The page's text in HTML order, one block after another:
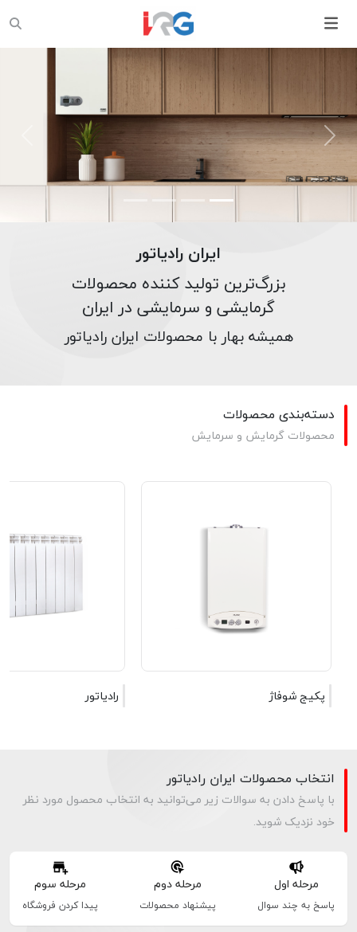
Next
ایران رادیاتور
بزرگ‌ترین تولید کننده محصولات
گرمایشی و سرمایشی در ایران
همیشه بهار با محصولات ایران رادیاتور
دسته‌بندی محصولات
محصولات گرمایش و سرمایش
پکیج‌ شوفاژ رادیاتور
انتخاب محصولات ایران رادیاتور
با پاسخ دادن به سوالات زیر می‌توانید به انتخاب محصول مورد نظر
خود نزدیک شوید.
مرحله اول
پاسخ به چند سوال
مرحله دوم
پیشنهاد محصولات
مرحله سوم
پیدا کردن فروشگاه